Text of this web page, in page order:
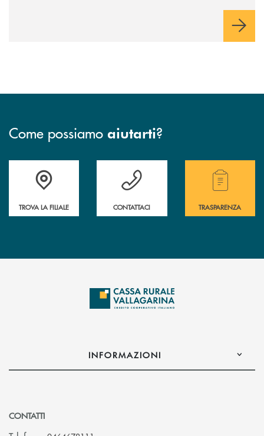
Come possiamo aiutarti?
Accedi all' elenco completo delle filiali .
TROVA LA FILIALE
Hai bisogno di assistenza immediata?
CONTATTACI
Hai bisogno di
TRASPARENZA
INFORMAZIONI
CONTATTI